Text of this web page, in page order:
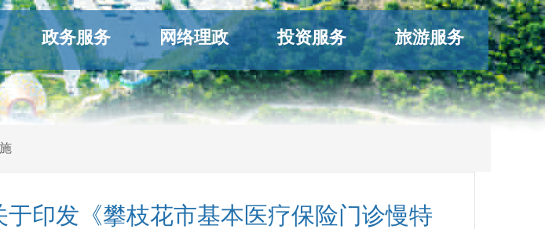
政务服务 网络理政 投资服务 旅游服务
印发《攀枝花市基本医疗保险门诊慢特